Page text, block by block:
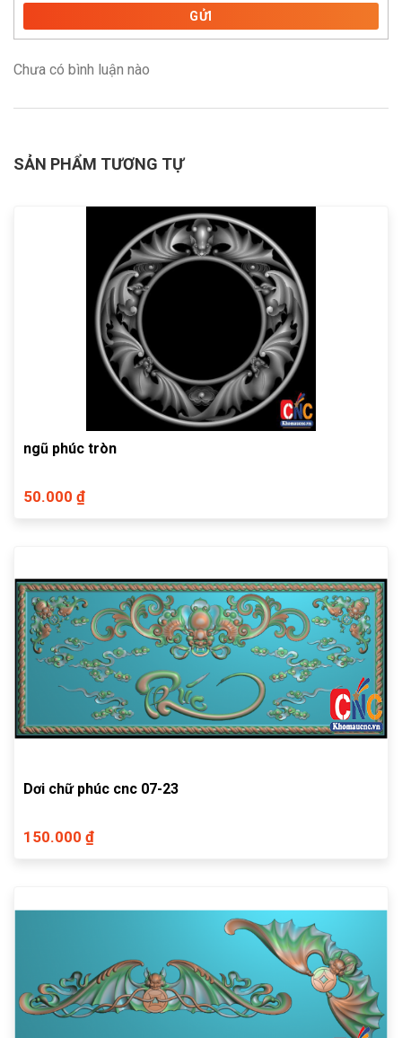
GỬI
Chưa có bình luận nào
SẢN PHẨM TƯƠNG TỰ
ngũ phúc tròn
50.000 ₫
Dơi chữ phúc cnc 07-23
150.000 ₫